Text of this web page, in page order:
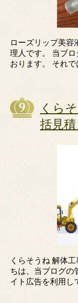
ローズリップ美容
理人です。 当ブ
おります。 それ
くら
括見
くらそうね 解体
ちは、当ブログの
イト広告を利用し